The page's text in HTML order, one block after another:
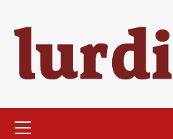
content
Menu